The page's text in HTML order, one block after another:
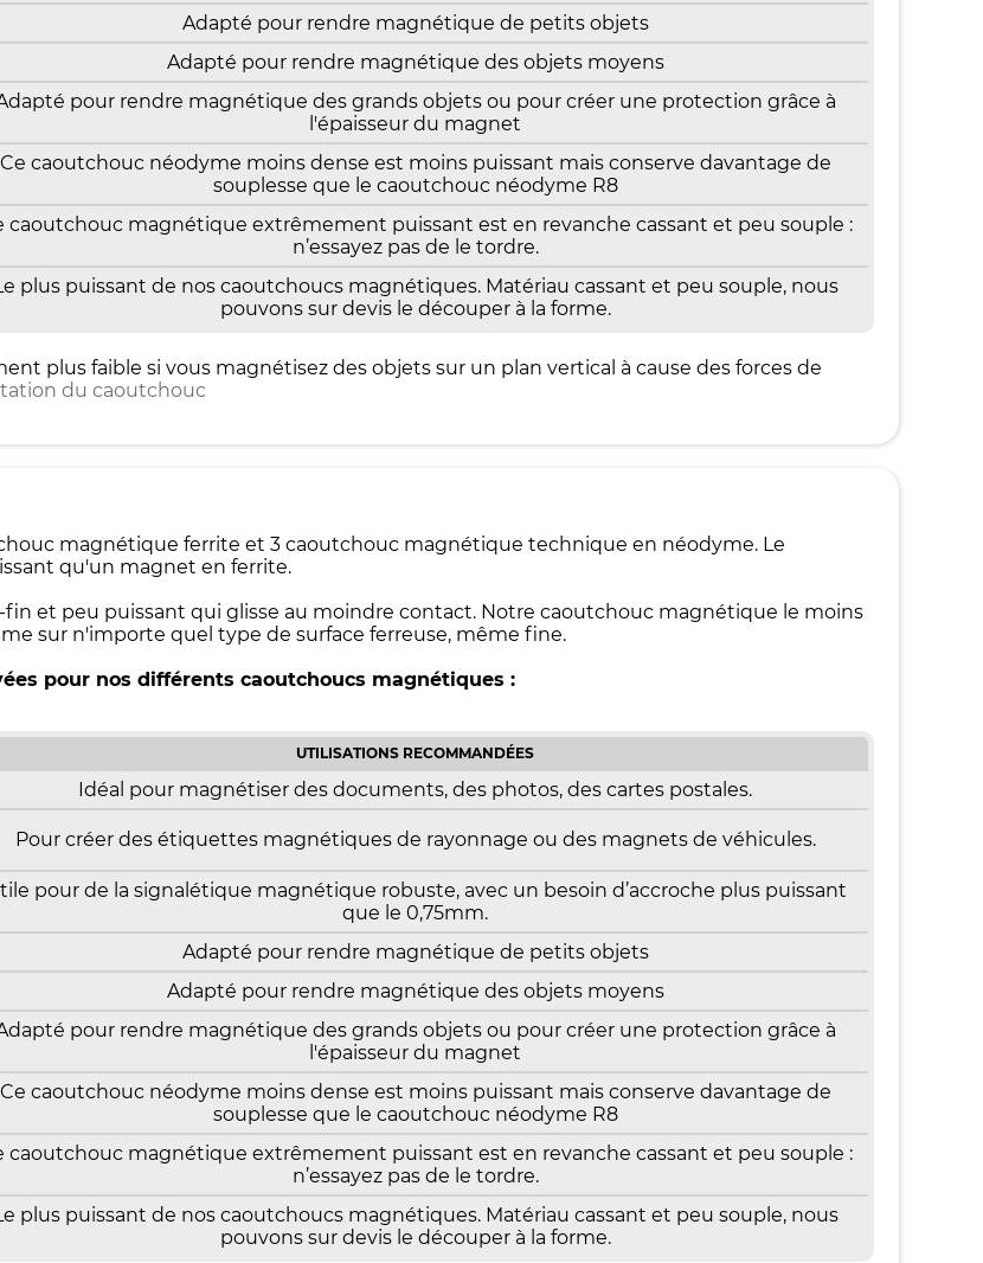
Adapté pour rendre magnétique de petits objets
Adapté pour rendre magnétique des objets moyens
pour rendre magnétique des grands objets ou pour créer une protection grâce à
l'épaisseur du magnet
Ce caoutchouc néodyme moins dense est moins puissant mais conserve davantage de
souplesse que le caoutchouc néodyme R8
caoutchouc magnétique extrêmement puissant est en revanche cassant et peu souple :
n’essayez pas de le tordre.
plus puissant de nos caoutchoucs magnétiques. Matériau cassant et peu souple, nous
pouvons sur devis le découper à la forme.
plus faible si vous magnétisez des objets sur un plan vertical à cause des forces de
du caoutchouc
magnétique ferrite et 3 caoutchouc magnétique technique en néodyme. Le
qu'un magnet en ferrite.
et peu puissant qui glisse au moindre contact. Notre caoutchouc magnétique le moins
sur n'importe quel type de surface ferreuse, même fine.
pour nos différents caoutchoucs magnétiques :
UTILISATIONS RECOMMANDÉES
Idéal pour magnétiser des documents, des photos, des cartes postales.
Pour créer des étiquettes magnétiques de rayonnage ou des magnets de véhicules.
pour de la signalétique magnétique robuste, avec un besoin d’accroche plus puissant
que le 0,75mm.
Adapté pour rendre magnétique de petits objets
Adapté pour rendre magnétique des objets moyens
pour rendre magnétique des grands objets ou pour créer une protection grâce à
l'épaisseur du magnet
Ce caoutchouc néodyme moins dense est moins puissant mais conserve davantage de
souplesse que le caoutchouc néodyme R8
caoutchouc magnétique extrêmement puissant est en revanche cassant et peu souple :
n’essayez pas de le tordre.
plus puissant de nos caoutchoucs magnétiques. Matériau cassant et peu souple, nous
pouvons sur devis le découper à la forme.